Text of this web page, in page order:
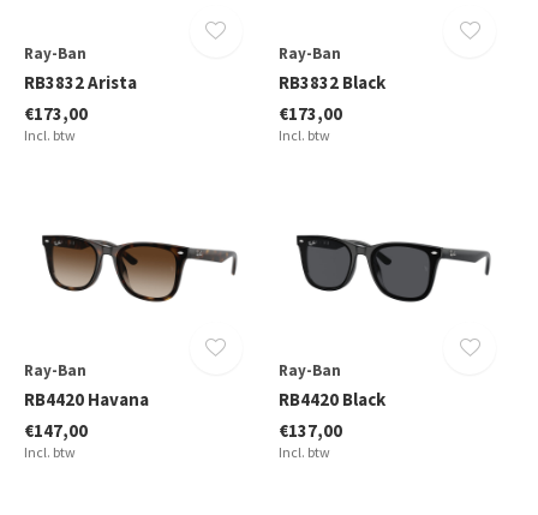
Ray-Ban
RB3832 Arista
€173,00
Incl. btw
Ray-Ban
RB3832 Black
€173,00
Incl. btw
Ray-Ban
RB4420 Havana
€147,00
Incl. btw
Ray-Ban
RB4420 Black
€137,00
Incl. btw